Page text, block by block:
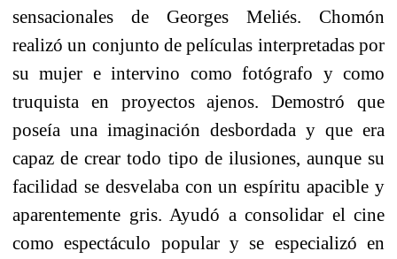
sensacionales de Georges Meliés. Chomón
realizó un conjunto de películas interpretadas por
su mujer e intervino como fotógrafo y como
truquista en proyectos ajenos. Demostró que
poseía una imaginación desbordada y que era
capaz de crear todo tipo de ilusiones, aunque su
facilidad se desvelaba con un espíritu apacible y
aparentemente gris. Ayudó a consolidar el cine
como espectáculo popular y se especializó en